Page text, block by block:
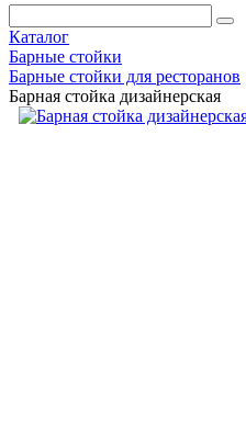
Каталог
Барные стойки
Барные стойки для ресторанов
Барная стойка дизайнерская